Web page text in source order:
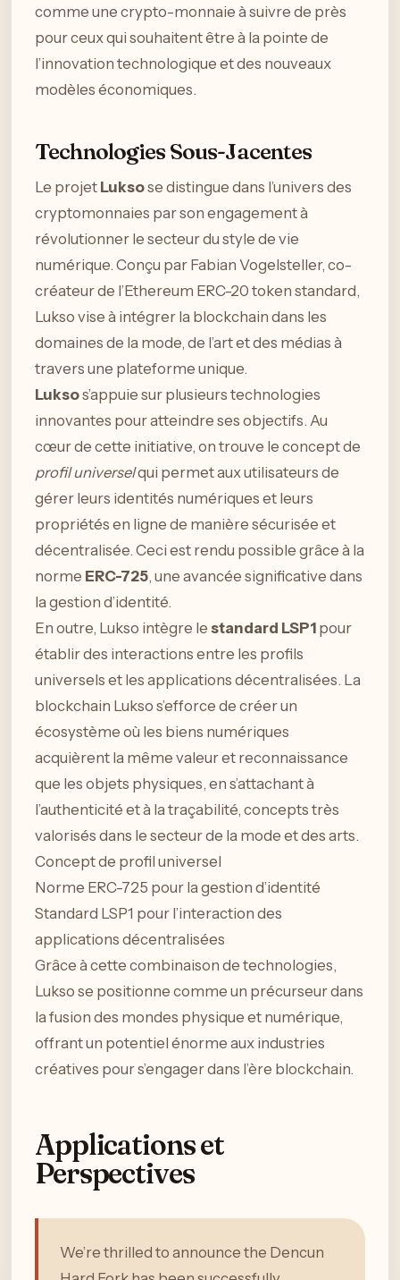
comme une crypto-monnaie à suivre de près
pour ceux qui souhaitent être à la pointe de
l’innovation technologique et des nouveaux
modèles économiques.
Technologies Sous-Jacentes
Le projet Luksose distingue dans l’univers des
cryptomonnaies par son engagement à
révolutionner le secteur du style de vie
numérique. Conçu par Fabian Vogelsteller, co-
créateur de l’Ethereum ERC-20 token standard,
Lukso vise à intégrer la blockchain dans les
domaines de la mode, de l’art et des médias à
travers une plateforme unique.
Luksos’appuie sur plusieurs technologies
innovantes pour atteindre ses objectifs. Au
cœur de cette initiative, on trouve le concept de
profil universelqui permet aux utilisateurs de
gérer leurs identités numériques et leurs
propriétés en ligne de manière sécurisée et
décentralisée. Ceci est rendu possible grâce à la
norme ERC-725, une avancée significative dans
la gestion d’identité.
En outre, Lukso intègre le standard LSP1 pour
établir des interactions entre les profils
universels et les applications décentralisées. La
blockchain Lukso s’efforce de créer un
écosystème où les biens numériques
acquièrent la même valeur et reconnaissance
que les objets physiques, en s’attachant à
l’authenticité et à la traçabilité, concepts très
valorisés dans le secteur de la mode et des arts.
Concept de profil universel
Norme ERC-725 pour la gestion d’identité
Standard LSP1 pour l’interaction des
applications décentralisées
Grâce à cette combinaison de technologies,
Lukso se positionne comme un précurseur dans
la fusion des mondes physique et numérique,
offrant un potentiel énorme aux industries
créatives pour s’engager dans l’ère blockchain.
Applications et
Perspectives
We’re thrilled to announce the Dencun